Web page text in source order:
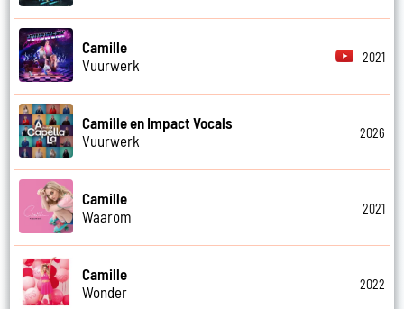
Camille
Vuurwerk
2021
Camille en Impact Vocals
Vuurwerk
2026
Camille
Waarom
2021
Camille
Wonder
2022